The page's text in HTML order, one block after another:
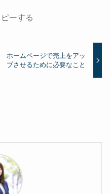
ーする
ホームページで売上をアッ
プさせるために必要なこと